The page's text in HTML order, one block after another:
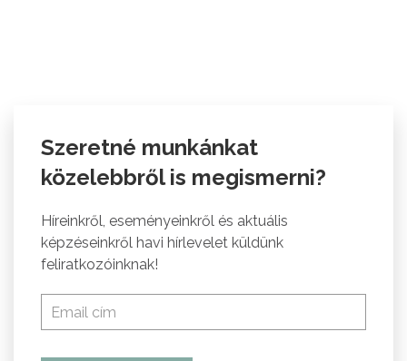
Szeretné munkánkat
közelebbről is megismerni?
Híreinkről, eseményeinkről és aktuális
képzéseinkről havi hírlevelet küldünk
feliratkozóinknak!